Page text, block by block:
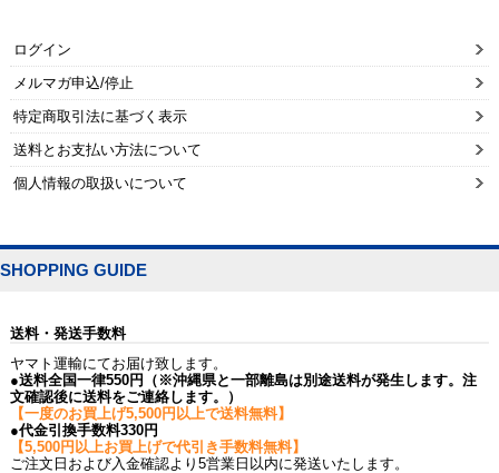
ログイン
メルマガ申込/停止
特定商取引法に基づく表示
送料とお支払い方法について
個人情報の取扱いについて
SHOPPING GUIDE
送料・発送手数料
ヤマト運輸にてお届け致します。
●送料全国一律550円（※沖縄県と一部離島は別途送料が発生します。注
文確認後に送料をご連絡します。）
【一度のお買上げ5,500円以上で送料無料】
●代金引換手数料330円
【5,500円以上お買上げで代引き手数料無料】
ご注文日および入金確認より5営業日以内に発送いたします。